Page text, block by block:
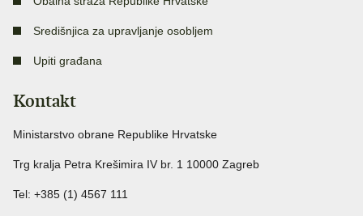
Središnjica za upravljanje osobljem
Upiti građana
Kontakt
Ministarstvo obrane Republike Hrvatske
Trg kralja Petra Krešimira IV br. 1 10000 Zagreb
Tel: +385 (1) 4567 111